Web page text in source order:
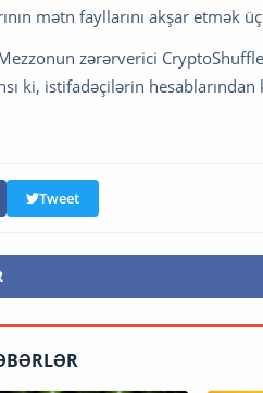
mətn fayllarını akşar etmək
zərərverici
ki, istifadəçilərin
Tweet